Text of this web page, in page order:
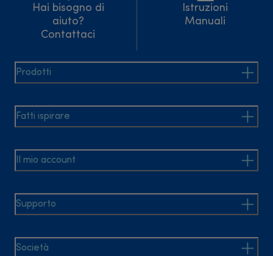
Hai bisogno di
aiuto?
Contattaci
Istruzioni
Manuali
Prodotti
Fatti ispirare
Il mio account
Supporto
Società